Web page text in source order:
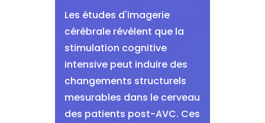
Les études d'imagerie
cérébrale révèlent que la
stimulation cognitive
intensive peut induire des
changements structurels
mesurables dans le cerveau
des patients post-AVC. Ces